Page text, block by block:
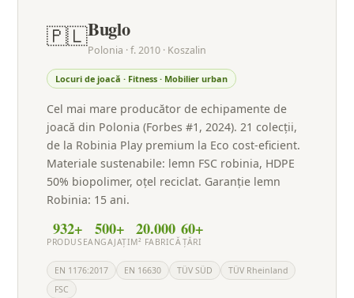
🇵🇱Buglo
Polonia · f. 2010 · Koszalin
Locuri de joacă · Fitness · Mobilier urban
Cel mai mare producător de echipamente de
joacă din Polonia (Forbes #1, 2024). 21 colecții,
de la Robinia Play premium la Eco cost-eficient.
Materiale sustenabile: lemn FSC robinia, HDPE
50% biopolimer, oțel reciclat. Garanție lemn
Robinia: 15 ani.
932+
PRODUSE
500+
ANGAJAȚI
20.000
M² FABRICĂ
60+
ȚĂRI
EN 1176:2017 EN 16630 TÜV SÜD
TÜV Rheinland
FSC